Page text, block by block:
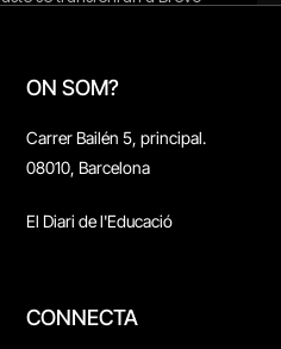
ON SOM?
Carrer Bailén 5, principal.
08010, Barcelona
El Diari de l'Educació
CONNECTA